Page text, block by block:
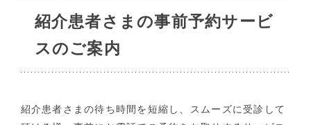
紹介患者さまの事前予約サービ
スのご案内
紹介患者さまの待ち時間を短縮し、スムーズに受診して